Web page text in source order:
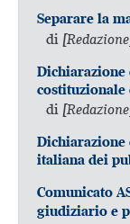
Separare la
di
Dichiarazione
di
italiana dei
Comunicato
giudiziario e